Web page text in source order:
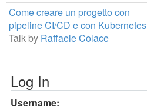
Come creare un progetto con
pipeline CI/CD e con Kubernetes
Talk by Raffaele Colace
Log In
Username: